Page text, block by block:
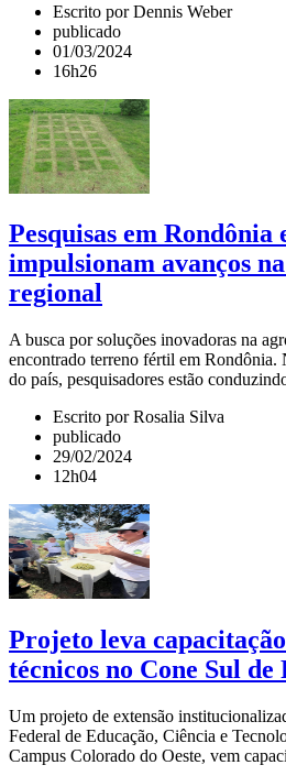
Escrito por Dennis Weber
publicado
01/03/2024
16h26
Pesquisas em Rondônia
impulsionam avanços
regional
A busca por soluções inovadoras na
encontrado terreno fértil em Rondônia.
do país, pesquisadores estão
Escrito por Rosalia Silva
publicado
29/02/2024
12h04
Projeto leva
técnicos no Cone Sul de
Um projeto de extensão
Federal de Educação, Ciência e
Campus Colorado do Oeste, vem